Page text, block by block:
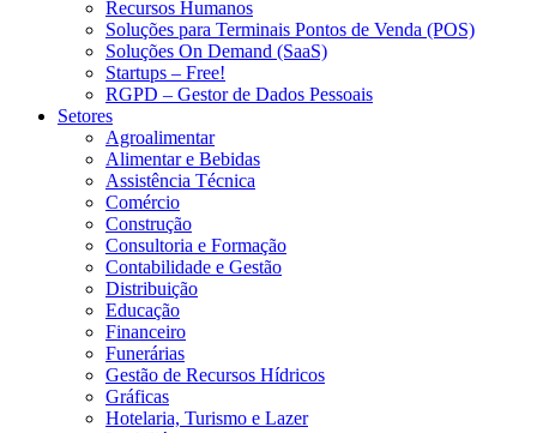
Recursos Humanos
Soluções para Terminais Pontos de Venda (POS)
Soluções On Demand (SaaS)
Startups – Free!
RGPD – Gestor de Dados Pessoais
Setores
Agroalimentar
Alimentar e Bebidas
Assistência Técnica
Comércio
Construção
Consultoria e Formação
Contabilidade e Gestão
Distribuição
Educação
Financeiro
Funerárias
Gestão de Recursos Hídricos
Gráficas
Hotelaria, Turismo e Lazer